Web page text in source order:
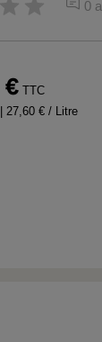
0
€ TTC
| 27,60 € / Litre